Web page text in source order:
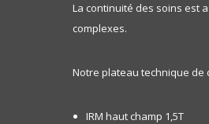
La continuité des soins est
complexes.
Notre plateau technique de
IRM haut champ 1,5T